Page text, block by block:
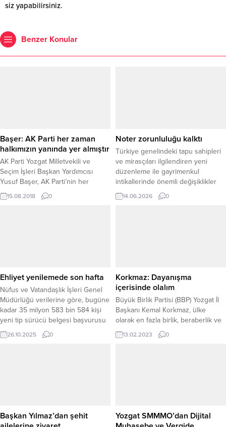
siz yapabilirsiniz.
Benzer Konular
Başer: AK Parti her zaman
halkımızın yanında yer almıştır
AK Parti Yozgat Milletvekili ve
Seçim İşleri Başkan Yardımcısı
Yusuf Başer, AK Parti’nin her
zaman halkının yanında yer aldığını
belirterek, partilerinin, halkın
15.08.2018 0
Noter zorunluluğu kalktı
Türkiye genelindeki tapu sahipleri
ve mirasçıları ilgilendiren yeni
düzenleme ile gayrimenkul
intikallerinde önemli değişiklikler
hayata geçiriliyor. 10 Haziran 2026
itibarıyla kamuoyuna yansıyan
arasında paylaşımında noter...
14.06.2026 0
Ehliyet yenilemede son hafta
Nüfus ve Vatandaşlık İşleri Genel
Müdürlüğü verilerine göre, bugüne
kadar 35 milyon 583 bin 584 kişi
yeni tip sürücü belgesi başvurusu
yaptı. Ancak 1 milyon 904 bin 280
kişi hâlâ eski tip ehliyetini
26.10.2025 0
Korkmaz: Dayanışma
içerisinde olalım
Büyük Birlik Partisi (BBP) Yozgat İl
Başkanı Kemal Korkmaz, ülke
olarak en fazla birlik, beraberlik ve
kardeşlik duygusuna ihtiyaç
olunduğunu belirterek, bu süreçte;
13.02.2023 0
Başkan Yılmaz’dan şehit
Yozgat SMMMO’dan Dijital